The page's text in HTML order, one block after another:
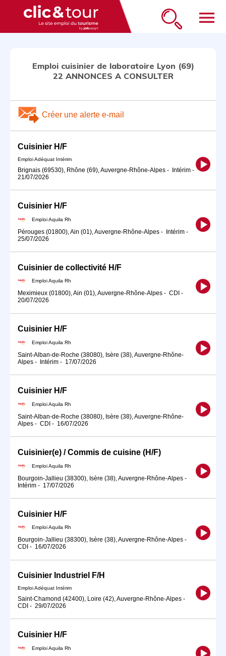
menu
Emploi cuisinier de laboratoire Lyon (69)
22 ANNONCES A CONSULTER
Créer une alerte e-mail
Cuisinier H/F
Emploi Adéquat Intérim
Brignais (69530), Rhône (69), Auvergne-Rhône-Alpes - Intérim -
21/07/2026
Cuisinier H/F
Emploi Aquila Rh
Pérouges (01800), Ain (01), Auvergne-Rhône-Alpes - Intérim -
25/07/2026
Cuisinier de collectivité H/F
Emploi Aquila Rh
Meximieux (01800), Ain (01), Auvergne-Rhône-Alpes - CDI -
20/07/2026
Cuisinier H/F
Emploi Aquila Rh
Saint-Alban-de-Roche (38080), Isère (38), Auvergne-Rhône-
Alpes - Intérim - 17/07/2026
Cuisinier H/F
Emploi Aquila Rh
Saint-Alban-de-Roche (38080), Isère (38), Auvergne-Rhône-
Alpes - CDI - 16/07/2026
Cuisinier(e) / Commis de cuisine (H/F)
Emploi Aquila Rh
Bourgoin-Jallieu (38300), Isère (38), Auvergne-Rhône-Alpes -
Intérim - 17/07/2026
Cuisinier H/F
Emploi Aquila Rh
Bourgoin-Jallieu (38300), Isère (38), Auvergne-Rhône-Alpes -
CDI - 16/07/2026
Cuisinier Industriel F/H
Emploi Adéquat Intérim
Saint-Chamond (42400), Loire (42), Auvergne-Rhône-Alpes -
CDI - 29/07/2026
Cuisinier H/F
Emploi Aquila Rh